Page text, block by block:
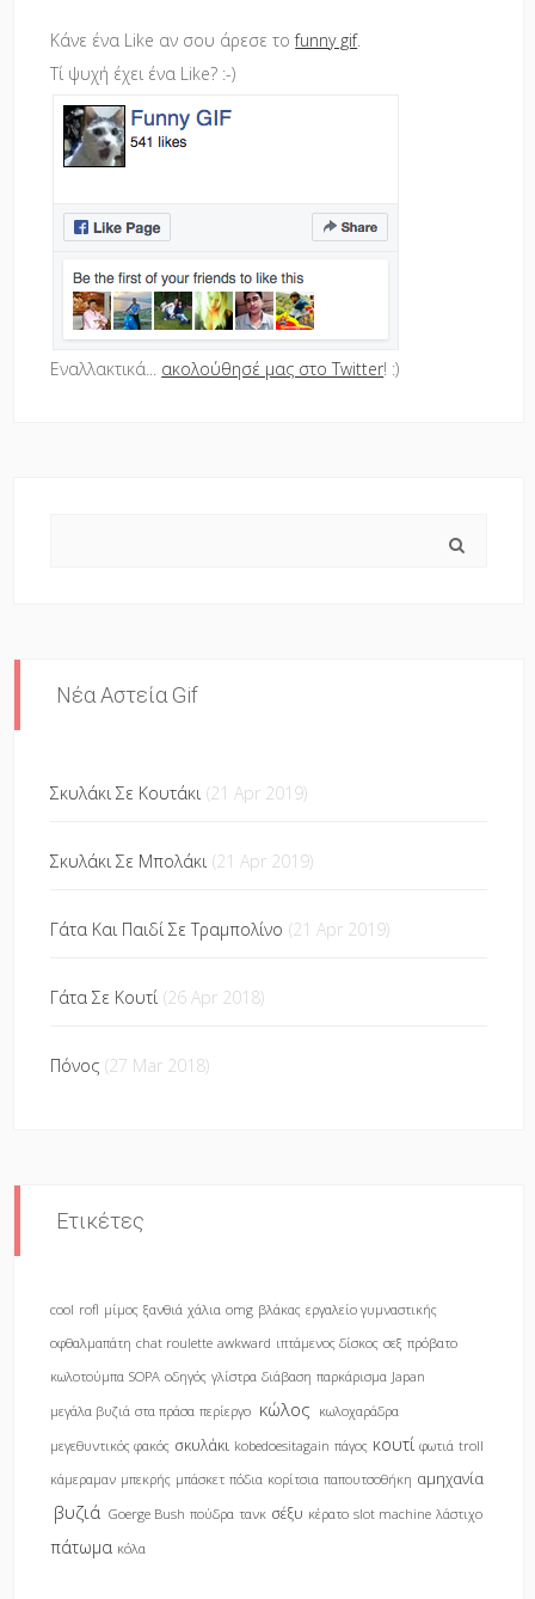
Κάνε ένα Like αν σου άρεσε τοfunny gif.
Τί ψυχή έχει ένα Like? :-)
Εναλλακτικά... ακολούθησέ μας στο Twitter! :)
Νέα Αστεία Gif
Σκυλάκι Σε Κουτάκι (21 Apr 2019)
Σκυλάκι Σε Μπολάκι (21 Apr 2019)
Γάτα Και Παιδί Σε Τραμπολίνο (21 Apr 2019)
Γάτα Σε Κουτί (26 Apr 2018)
Πόνος (27 Mar 2018)
Ετικέτες
cool rofl μίμος ξανθιά χάλια omg βλάκας εργαλείο γυμναστικής
οφθαλμαπάτη chat roulette awkward ιπτάμενος δίσκος σεξ πρόβατο
κωλοτούμπα SOPA οδηγός γλίστρα διάβαση παρκάρισμα Japan
μεγάλα βυζιά στα πράσα περίεργο κώλος κωλοχαράδρα
μεγεθυντικός φακός σκυλάκι kobedoesitagain πάγος κουτί φωτιά troll
κάμεραμαν μπεκρής μπάσκετ πόδια κορίτσια παπουτσοθήκη αμηχανία
βυζιά Goerge Bush πούδρα τανκ σέξυ κέρατο slot machine λάστιχο
πάτωμα κόλα